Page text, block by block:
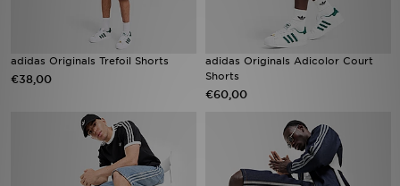
adidas Originals Trefoil Shorts
€38,00
adidas Originals Adicolor Court
Shorts
€60,00